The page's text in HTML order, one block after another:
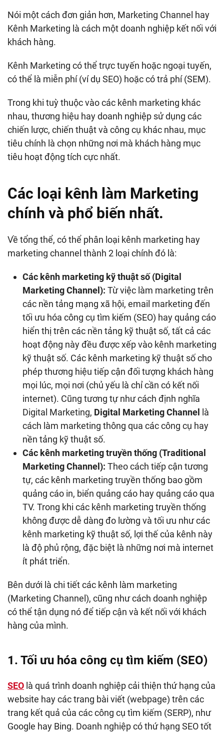
Nói một cách đơn giản hơn, Marketing Channel hay
Kênh Marketing là cách một doanh nghiệp kết nối với
khách hàng.
Kênh Marketing có thể trực tuyến hoặc ngoại tuyến,
có thể là miễn phí (ví dụ SEO) hoặc có trả phí (SEM).
Trong khi tuỳ thuộc vào các kênh marketing khác
nhau, thương hiệu hay doanh nghiệp sử dụng các
chiến lược, chiến thuật và công cụ khác nhau, mục
tiêu chính là chọn những nơi mà khách hàng mục
tiêu hoạt động tích cực nhất.
Các loại kênh làm Marketing
chính và phổ biến nhất.
Về tổng thể, có thể phân loại kênh marketing hay
marketing channel thành 2 loại chính đó là:
Các kênh marketing kỹ thuật số (Digital
Marketing Channel): Từ việc làm marketing trên
các nền tảng mạng xã hội, email marketing đến
tối ưu hóa công cụ tìm kiếm (SEO) hay quảng cáo
hiển thị trên các nền tảng kỹ thuật số, tất cả các
hoạt động này đều được xếp vào kênh marketing
kỹ thuật số. Các kênh marketing kỹ thuật số cho
phép thương hiệu tiếp cận đối tượng khách hàng
mọi lúc, mọi nơi (chủ yếu là chỉ cần có kết nối
internet). Cũng tương tự như cách định nghĩa
Digital Marketing, Digital Marketing Channel
là
cách làm marketing thông qua các công cụ hay
nền tảng kỹ thuật số.
Các kênh marketing truyền thống (Traditional
Marketing Channel): Theo cách tiếp cận tương
tự, các kênh marketing truyền thống bao gồm
quảng cáo in, biển quảng cáo hay quảng cáo qua
TV. Trong khi các kênh marketing truyền thống
không được dễ dàng đo lường và tối ưu như các
kênh marketing kỹ thuật số, lợi thế của kênh này
là độ phủ rộng, đặc biệt là những nơi mà internet
ít phát triển.
Bên dưới là chi tiết các kênh làm marketing
(Marketing Channel), cũng như cách doanh nghiệp
có thể tận dụng nó để tiếp cận và kết nối với khách
hàng của mình.
1. Tối ưu hóa công cụ tìm kiếm (SEO)
SEO là quá trình doanh nghiệp cải thiện thứ hạng của
website hay các trang bài viết (webpage) trên các
trang kết quả của các công cụ tìm kiếm (SERP), như
Google hay Bing. Doanh nghiệp có thứ hạng SEO tốt